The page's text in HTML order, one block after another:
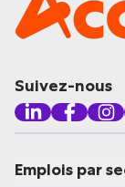
Suivez-nous
Emplois par